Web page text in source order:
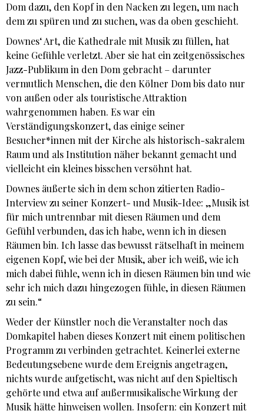
Dom dazu, den Kopf in den Nacken zu legen, um nach
dem zu spüren und zu suchen, was da oben geschieht.
Downes‘ Art, die Kathedrale mit Musik zu füllen, hat
keine Gefühle verletzt. Aber sie hat ein zeitgenössisches
Jazz-Publikum in den Dom gebracht – darunter
vermutlich Menschen, die den Kölner Dom bis dato nur
von außen oder als touristische Attraktion
wahrgenommen haben. Es war ein
Verständigungskonzert, das einige seiner
Besucher*innen mit der Kirche als historisch-sakralem
Raum und als Institution näher bekannt gemacht und
vielleicht ein kleines bisschen versöhnt hat.
Downes äußerte sich in dem schon zitierten Radio-
Interview zu seiner Konzert- und Musik-Idee: „Musik ist
für mich untrennbar mit diesen Räumen und dem
Gefühl verbunden, das ich habe, wenn ich in diesen
Räumen bin. Ich lasse das bewusst rätselhaft in meinem
eigenen Kopf, wie bei der Musik, aber ich weiß, wie ich
mich dabei fühle, wenn ich in diesen Räumen bin und wie
sehr ich mich dazu hingezogen fühle, in diesen Räumen
zu sein.“
Weder der Künstler noch die Veranstalter noch das
Domkapitel haben dieses Konzert mit einem politischen
Programm zu verbinden getrachtet. Keinerlei externe
Bedeutungsebene wurde dem Ereignis angetragen,
nichts wurde aufgetischt, was nicht auf den Spieltisch
gehörte und etwa auf außermusikalische Wirkung der
Musik hätte hinweisen wollen. Insofern: ein Konzert mit